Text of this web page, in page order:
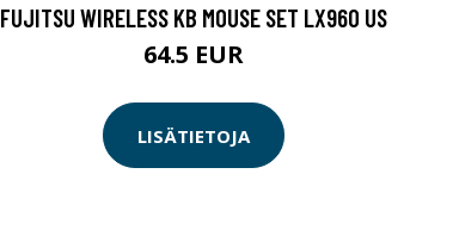
FUJITSU WIRELESS KB MOUSE SET LX960 US
64.5 EUR
LISÄTIETOJA